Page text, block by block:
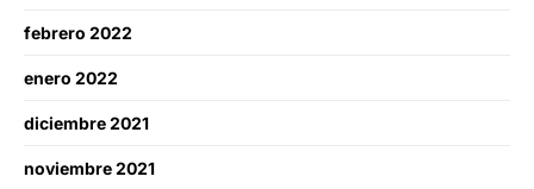
febrero 2022
enero 2022
diciembre 2021
noviembre 2021